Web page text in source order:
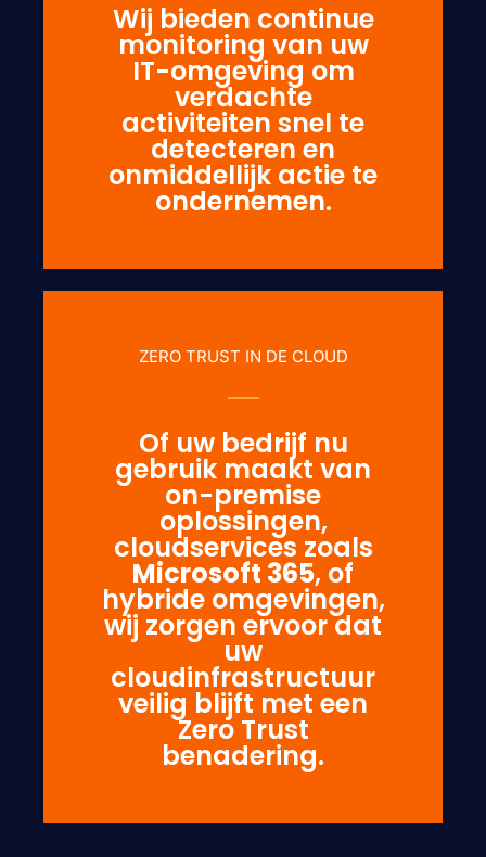
Wij bieden continue
monitoring van uw
IT-omgeving om
verdachte
activiteiten snel te
detecteren en
onmiddellijk actie te
ondernemen.
ZERO TRUST IN DE CLOUD
Of uw bedrijf nu
gebruik maakt van
on-premise
oplossingen,
cloudservices zoals
Microsoft 365, of
hybride omgevingen,
wij zorgen ervoor dat
uw
cloudinfrastructuur
veilig blijft met een
Zero Trust
benadering.